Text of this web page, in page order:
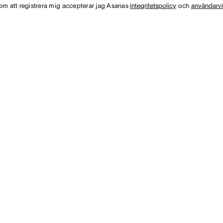
att registrera mig accepterar jag Asanasintegritetspolicy och